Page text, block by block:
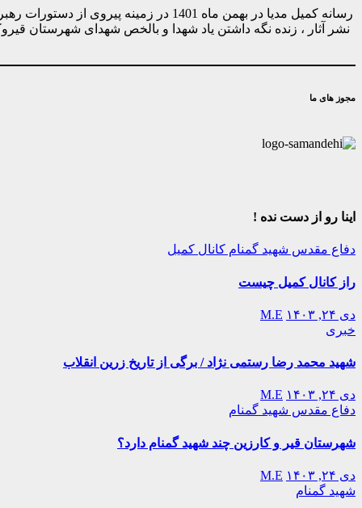
رسانه کمیل مدیا در بهمن ماه 1401
نشر آثار ، زنده نگه داشتن یاد شهدا و بالخص شهدای شهرستان
مجوز های ما
اینا رو از دست نده !
دفاع مقدس شهید گمنام کانال کمیل
راز کانال کمیل چیست
دی ۲۴, ۱۴۰۳
M.E
خبری
شهید محمد رضا رستمی نژاد / برگی از تاریخ زرین انقلاب
دی ۲۴, ۱۴۰۳
M.E
دفاع مقدس شهید گمنام
شهرستان قیر و کارزین چند شهید گمنام دارد؟
دی ۲۴, ۱۴۰۳
M.E
شهید گمنام